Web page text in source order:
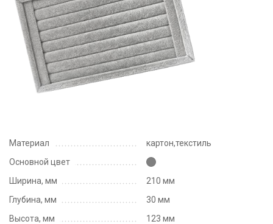
Материал
картон,текстиль
Основной цвет
Ширина, мм
210 мм
Глубина, мм
30 мм
Высота, мм
123 мм